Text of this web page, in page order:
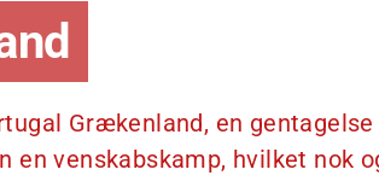
Grækenland, en
en venskabskamp, hvilket nok